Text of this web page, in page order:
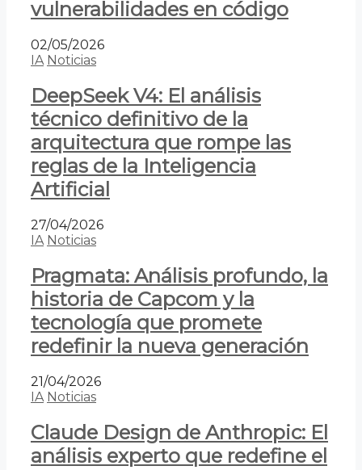
vulnerabilidades en código
02/05/2026
IA Noticias
DeepSeek V4: El análisis
técnico definitivo de la
arquitectura que rompe las
reglas de la Inteligencia
Artificial
27/04/2026
IA Noticias
Pragmata: Análisis profundo, la
historia de Capcom y la
tecnología que promete
redefinir la nueva generación
21/04/2026
IA Noticias
Claude Design de Anthropic: El
análisis experto que redefine el